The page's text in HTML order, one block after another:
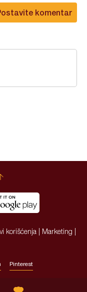
komentar
korišćenja Marketing
Pinterest